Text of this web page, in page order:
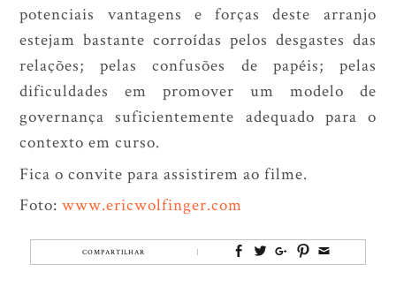
potenciais vantagens e forças deste arranjo
estejam bastante corroídas pelos desgastes das
relações; pelas confusões de papéis; pelas
dificuldades em promover um modelo de
governança suficientemente adequado para o
contexto em curso.
Fica o convite para assistirem ao filme.
Foto:www.ericwolfinger.com
COMPARTILHAR